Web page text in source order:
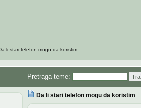
li stari telefon mogu da koristim
Pretraga teme:
Da li stari telefon mogu da koristim